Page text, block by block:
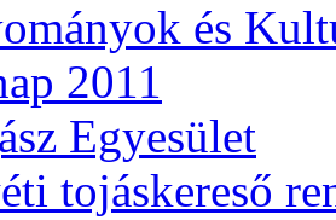
és
2011
Egyesület
tojáskereső